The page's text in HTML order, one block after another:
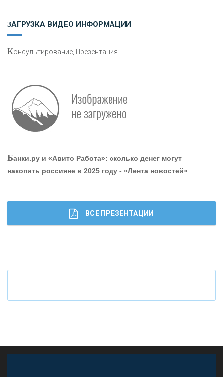
«ЗАПСИБКОМБАНК»
«РОСЕВРОБАНК»
«ПРЕСС-СЛУЖБА ВТБ24»
«АВТОГРАДБАНК»
ОНАС
ЗАГРУЗКА ВИДЕО ИНФОРМАЦИИ
Консультирование, Презентация
Банки.ру и «Авито Работа»: сколько денег могут
накопить россияне в 2025 году - «Лента новостей»
ВСЕ ПРЕЗЕНТАЦИИ